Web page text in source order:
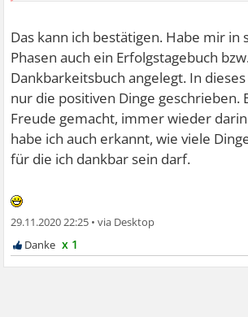
festen Einkaufstermin, manchmal zwei.
machen, geben wir viel weniger Geld
sind unkontrolliert und kosten.
Das kann ich bestätigen. Habe mir in
Phasen auch ein Erfolgstagebuch
Dankbarkeitsbuch angelegt. In
nur die positiven Dinge geschrieben.
Freude gemacht, immer wieder
habe ich auch erkannt, wie viele
für die ich dankbar sein darf.
29.11.2020 22:25 •
x 1